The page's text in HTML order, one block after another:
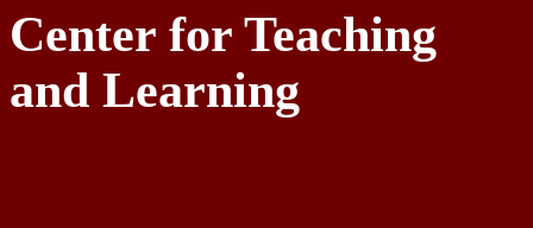
Center for Teaching
and Learning